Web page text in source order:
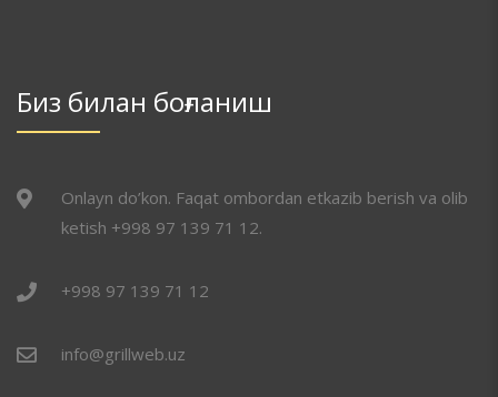
Биз билан боғланиш
Onlayn do’kon. Faqat ombordan etkazib berish va olib
ketish +998 97 139 71 12.
+998 97 139 71 12
info@grillweb.uz